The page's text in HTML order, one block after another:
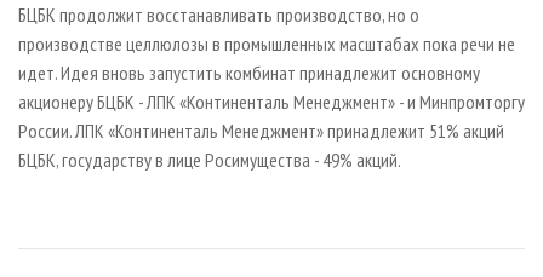
БЦБК продолжит восстанавливать производство, но о
производстве целлюлозы в промышленных масштабах пока речи не
идет. Идея вновь запустить комбинат принадлежит основному
акционеру БЦБК - ЛПК «Континенталь Менеджмент» - и Минпромторгу
России. ЛПК «Континенталь Менеджмент» принадлежит 51% акций
БЦБК, государству в лице Росимущества - 49% акций.